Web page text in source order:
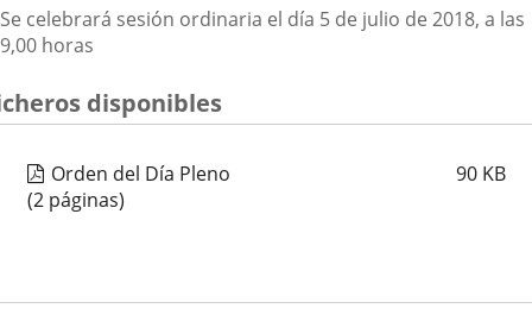
Descripción
Se celebrará sesión ordinaria el día 5 de julio de 2018, a las
9,00 horas
disponibles
Orden del Día Pleno 90 KB
(2 páginas)